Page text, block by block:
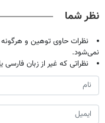
نظر شما
نظرات حاوی توهین و
نمی‌شود.
نظراتی که غیر از زبان